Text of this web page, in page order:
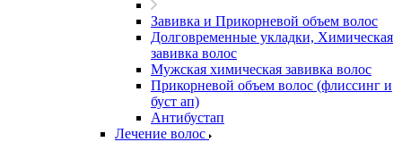
Завивка и Прикорневой объем волос
Долговременные укладки, Химическая
завивка волос
Мужская химическая завивка волос
Прикорневой объем волос (флиссинг и
буст ап)
Антибустап
Лечение волос